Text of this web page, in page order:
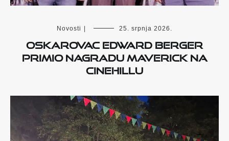
Novosti | 25. srpnja 2026.
Oskarovac Edward Berger
primio nagradu Maverick na
Cinehillu